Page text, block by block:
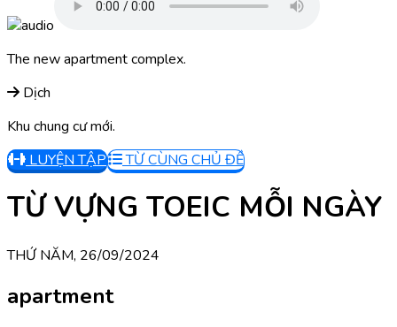
The new apartment complex.
Dịch
Khu chung cư mới.
LUYỆN TẬP
TỪ CÙNG CHỦ ĐỀ
TỪ VỰNG TOEIC MỖI NGÀY
THỨ NĂM, 26/09/2024
apartment